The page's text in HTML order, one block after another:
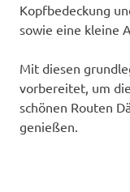
Kopfbedeckung
sowie eine kleine
Mit diesen
vorbereitet, um
schönen Routen
genießen.